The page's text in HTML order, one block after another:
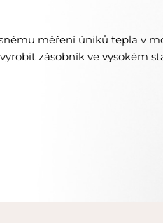
měření úniků tepla v
zásobník ve vysokém